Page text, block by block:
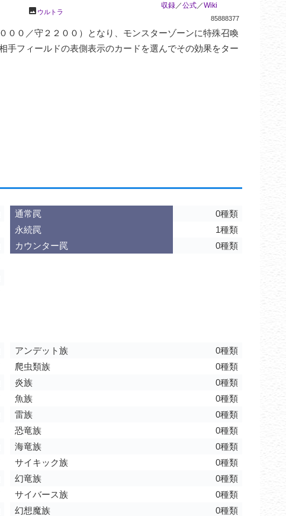
photo ウルトラ
収録 ／公式 ／Wiki
85888377
０／守２２００）となり、モンスターゾーンに特殊召喚
手フィールドの表側表示のカードを選んでその効果をター
通常罠
0種類
永続罠
1種類
カウンター罠
0種類
アンデット族
0種類
爬虫類族
0種類
炎族
0種類
魚族
0種類
雷族
0種類
恐竜族
0種類
海竜族
0種類
サイキック族
0種類
幻竜族
0種類
サイバース族
0種類
幻想魔族
0種類